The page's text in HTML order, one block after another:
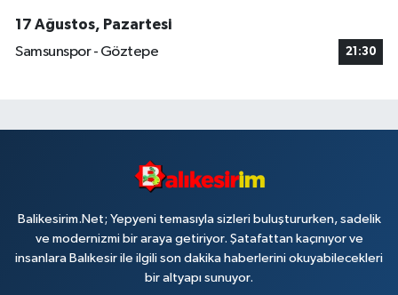
17 Ağustos, Pazartesi
Samsunspor - Göztepe
21:30
Balikesirim.Net; Yepyeni temasıyla sizleri buluştururken, sadelik
ve modernizmi bir araya getiriyor. Şatafattan kaçınıyor ve
insanlara Balıkesir ile ilgili son dakika haberlerini okuyabilecekleri
bir altyapı sunuyor.